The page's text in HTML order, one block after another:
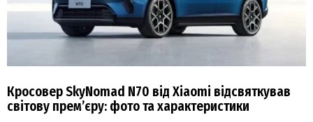
Кросовер SkyNomad N70 від Xiaomi відсвяткував
світову прем’єру: фото та характеристики